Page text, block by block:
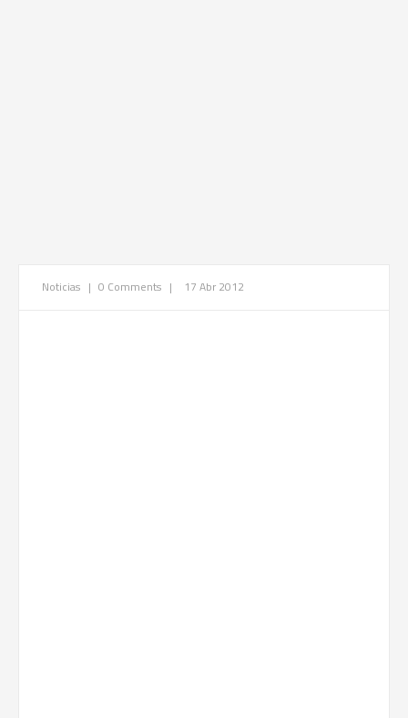
Noticias | 0 Comments | 17 Abr 2012